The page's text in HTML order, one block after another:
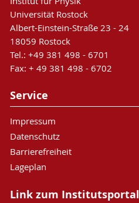
Universität Rostock
Albert-Einstein-Straße 23 - 24
18059 Rostock
Tel.: +49 381 498 - 6701
Fax: + 49 381 498 - 6702
Service
Impressum
Datenschutz
Barrierefreiheit
Lageplan
Link zum Institutsportal